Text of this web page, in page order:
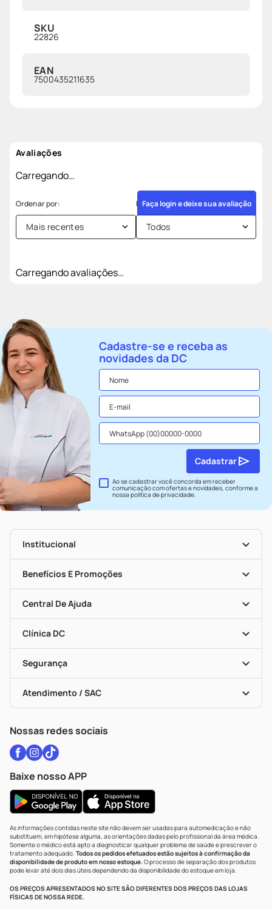
SKU
22826
EAN
7500435211635
Avaliações
Carregando…
Faça login e deixe sua avaliação
Mais recentes Todos
Carregando avaliações…
Cadastre-se e receba as
novidades da DC
Ao se cadastrar você concorda em receber
comunicação com ofertas e novidades, conforme a
nossapolítica de privacidade.
Cadastrar
Institucional
História
Nossas Lojas
Seja Uma Loja Parceira
Mapa De Categorias
Benefícios E Promoções
Clube DC
Convênios
Programa Popular Do Brasil
Encarte De Ofertas
Dermaclub
Cupons E Ofertas
Black Friday
Central De Ajuda
Entrega
Recompra Programada
Alomed
Formas De Pagamento
Troca E Devolução
Bulas De A A Z
Políticas De Marketplace
Clínica DC
Vacinas
Serviços Farmacêuticos
Testes Rápidos
Autoteste Covid-19
Vacinas
Segurança
Certificado De Segurança
Portal Da Privacidade
Atendimento / SAC
WhatsApp (47) 9202-1687
Nossas redes sociais
Baixe nosso APP
As informações contidas neste site não devem ser usadas para automedicação e não
substituem, em hipótese alguma, as orientações dadas pelo profissional da área médica.
Somente o médico está apto a diagnosticar qualquer problema de saúde e prescrever o
tratamento adequado. Todos os pedidos efetuados estão sujeitos à confirmação da
disponibilidade de produto em nosso estoque.O processo de separação dos produtos
pode levar até dois dias úteis dependendo da disponibilidade do estoque em loja.
OS PREÇOS APRESENTADOS NO SITE SÃO DIFERENTES DOS PREÇOS DAS LOJAS
FÍSICAS DE NOSSA REDE.